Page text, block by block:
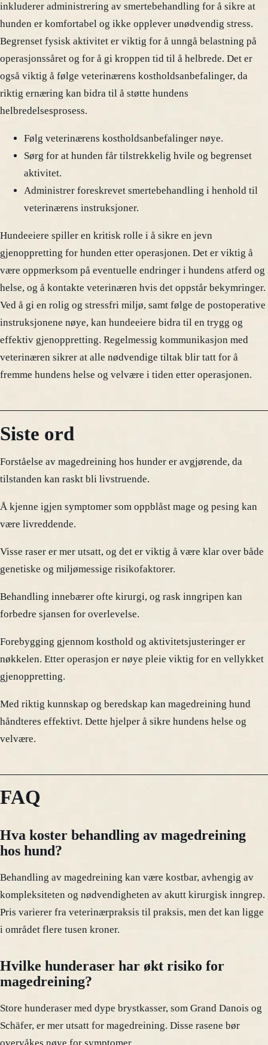
inkluderer administrering av smertebehandling for å sikre at
hunden er komfortabel og ikke opplever unødvendig stress.
Begrenset fysisk aktivitet er viktig for å unngå belastning på
operasjonssåret og for å gi kroppen tid til å helbrede. Det er
også viktig å følge veterinærens kostholdsanbefalinger, da
riktig ernæring kan bidra til å støtte hundens
helbredelsesprosess.
Følg veterinærens kostholdsanbefalinger nøye.
Sørg for at hunden får tilstrekkelig hvile og begrenset
aktivitet.
Administrer foreskrevet smertebehandling i henhold til
veterinærens instruksjoner.
Hundeeiere spiller en kritisk rolle i å sikre en jevn
gjenoppretting for hunden etter operasjonen. Det er viktig å
være oppmerksom på eventuelle endringer i hundens atferd og
helse, og å kontakte veterinæren hvis det oppstår bekymringer.
Ved å gi en rolig og stressfri miljø, samt følge de postoperative
instruksjonene nøye, kan hundeeiere bidra til en trygg og
effektiv gjenoppretting. Regelmessig kommunikasjon med
veterinæren sikrer at alle nødvendige tiltak blir tatt for å
fremme hundens helse og velvære i tiden etter operasjonen.
Siste ord
Forståelse av magedreining hos hunder er avgjørende, da
tilstanden kan raskt bli livstruende.
Å kjenne igjen symptomer som oppblåst mage og pesing kan
være livreddende.
Visse raser er mer utsatt, og det er viktig å være klar over både
genetiske og miljømessige risikofaktorer.
Behandling innebærer ofte kirurgi, og rask inngripen kan
forbedre sjansen for overlevelse.
Forebygging gjennom kosthold og aktivitetsjusteringer er
nøkkelen. Etter operasjon er nøye pleie viktig for en vellykket
gjenoppretting.
Med riktig kunnskap og beredskap kan magedreining hund
håndteres effektivt. Dette hjelper å sikre hundens helse og
velvære.
FAQ
Hva koster behandling av magedreining
hos hund?
Behandling av magedreining kan være kostbar, avhengig av
kompleksiteten og nødvendigheten av akutt kirurgisk inngrep.
Pris varierer fra veterinærpraksis til praksis, men det kan ligge
i området flere tusen kroner.
Hvilke hunderaser har økt risiko for
magedreining?
Store hunderaser med dype brystkasser, som Grand Danois og
Schäfer, er mer utsatt for magedreining. Disse rasene bør